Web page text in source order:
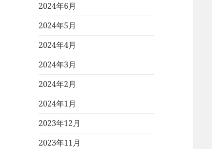
2024年6月
2024年5月
2024年4月
2024年3月
2024年2月
2024年1月
2023年12月
2023年11月